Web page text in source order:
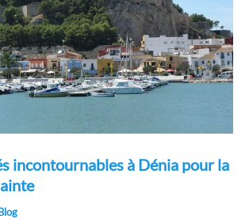
incontournables à Dénia pour la